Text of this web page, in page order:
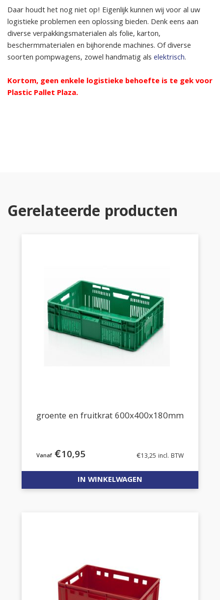
Daar houdt het nog niet op! Eigenlijk kunnen wij voor al uw
logistieke problemen een oplossing bieden. Denk eens aan
diverse verpakkingsmaterialen als folie, karton,
beschermmaterialen en bijhorende machines. Of diverse
soorten pompwagens, zowel handmatig alselektrisch.
Kortom, geen enkele logistieke behoefte is te gek voor
Plastic Pallet Plaza.
Gerelateerde producten
groente en fruitkrat 600x400x180mm
€10,95 €13,25 incl. BTW
IN WINKELWAGEN